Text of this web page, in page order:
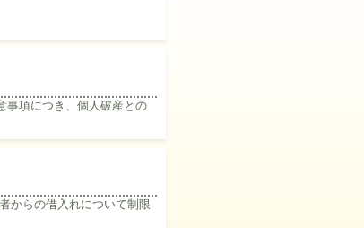
事項につき、個人破産との
からの借入れについて制限